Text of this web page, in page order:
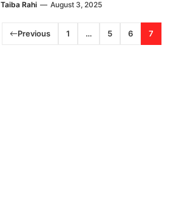
Taiba Rahi — August 3, 2025
Previous 1 … 5 6 7